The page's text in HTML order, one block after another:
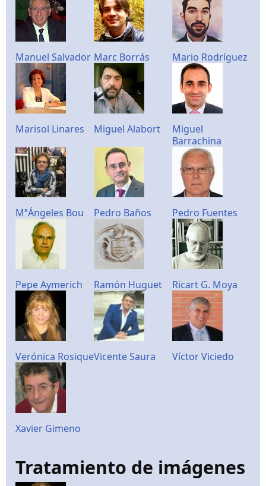
Manuel Salvador Marc Borrás Mario Rodríguez
Marisol Linares Miguel Alabort
Miguel
Barrachina
MªÁngeles Bou Pedro Baños Pedro Fuentes
Pepe Aymerich Ramón Huguet Ricart G. Moya
Verónica RosiqueVicente Saura Víctor Viciedo
Xavier Gimeno
Tratamiento de imágenes